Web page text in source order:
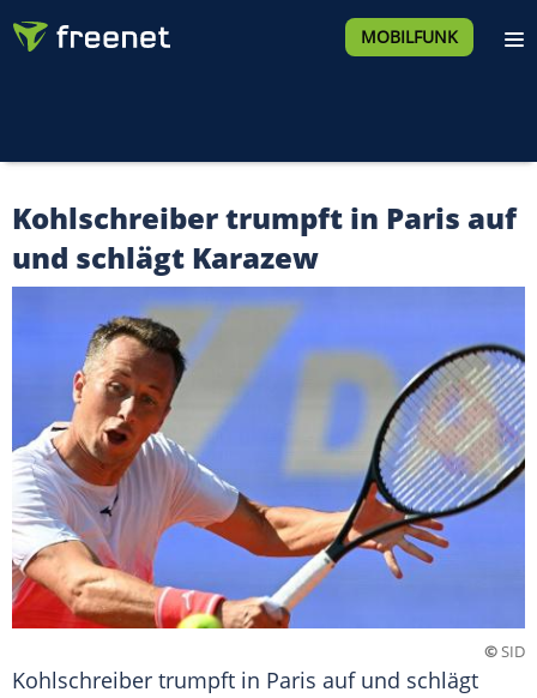
MOBILFUNK
Kohlschreiber trumpft in Paris auf
und schlägt Karazew
©SID
Kohlschreiber trumpft in Paris auf und schlägt